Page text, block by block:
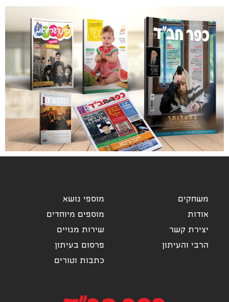
מוספי נושא
מוספים מיוחדים
שירות מנויים
פרסום בעיתון
כתבות וטורים
משחקים
אודות
יצירת קשר
הרבי והעיתון